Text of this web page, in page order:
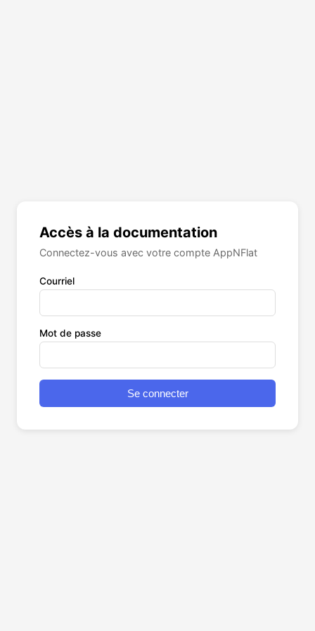
Accès à la documentation
Connectez-vous avec votre compte AppNFlat
Courriel
Mot de passe
Se connecter